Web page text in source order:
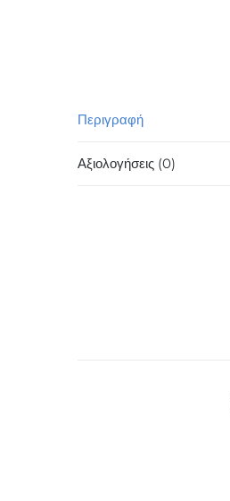
Περιγραφή
Αξιολογήσεις (0)